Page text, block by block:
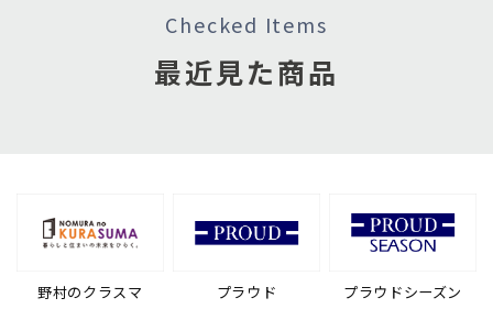
Checked Items
最近見た商品
野村のクラスマ プラウド プラウドシーズン